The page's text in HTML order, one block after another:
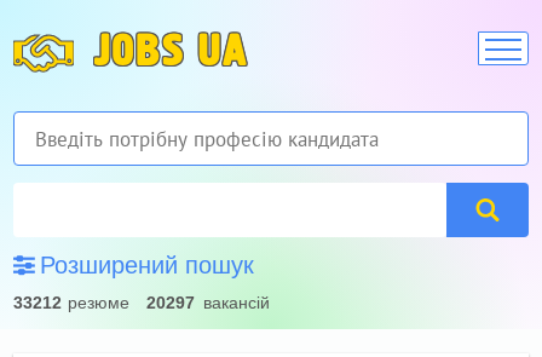
JOBS UA
Розширений пошук
33212 резюме 20297 вакансій